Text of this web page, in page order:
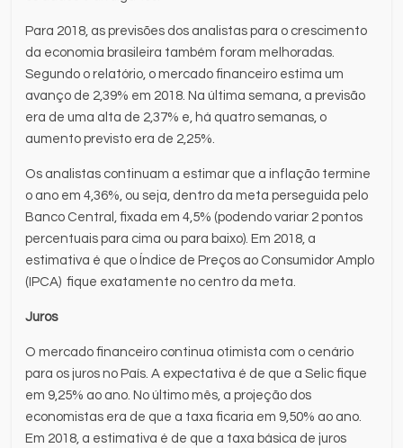
Para 2018, as previsões dos analistas para o crescimento
da economia brasileira também foram melhoradas.
Segundo o relatório, o mercado financeiro estima um
avanço de 2,39% em 2018. Na última semana, a previsão
era de uma alta de 2,37% e, há quatro semanas, o
aumento previsto era de 2,25%.
Os analistas continuam a estimar que a inflação termine
o ano em 4,36%, ou seja, dentro da meta perseguida pelo
Banco Central, fixada em 4,5% (podendo variar 2 pontos
percentuais para cima ou para baixo). Em 2018, a
estimativa é que o Índice de Preços ao Consumidor Amplo
(IPCA) fique exatamente no centro da meta.
Juros
O mercado financeiro continua otimista com o cenário
para os juros no País. A expectativa é de que a Selic fique
em 9,25% ao ano. No último mês, a projeção dos
economistas era de que a taxa ficaria em 9,50% ao ano.
Em 2018, a estimativa é de que a taxa básica de juros